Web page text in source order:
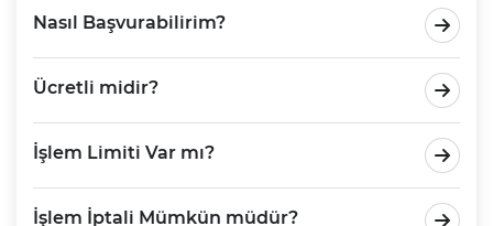
Nasıl Başvurabilirim?
Ücretli midir?
İşlem Limiti Var mı?
İşlem İptali Mümkün müdür?